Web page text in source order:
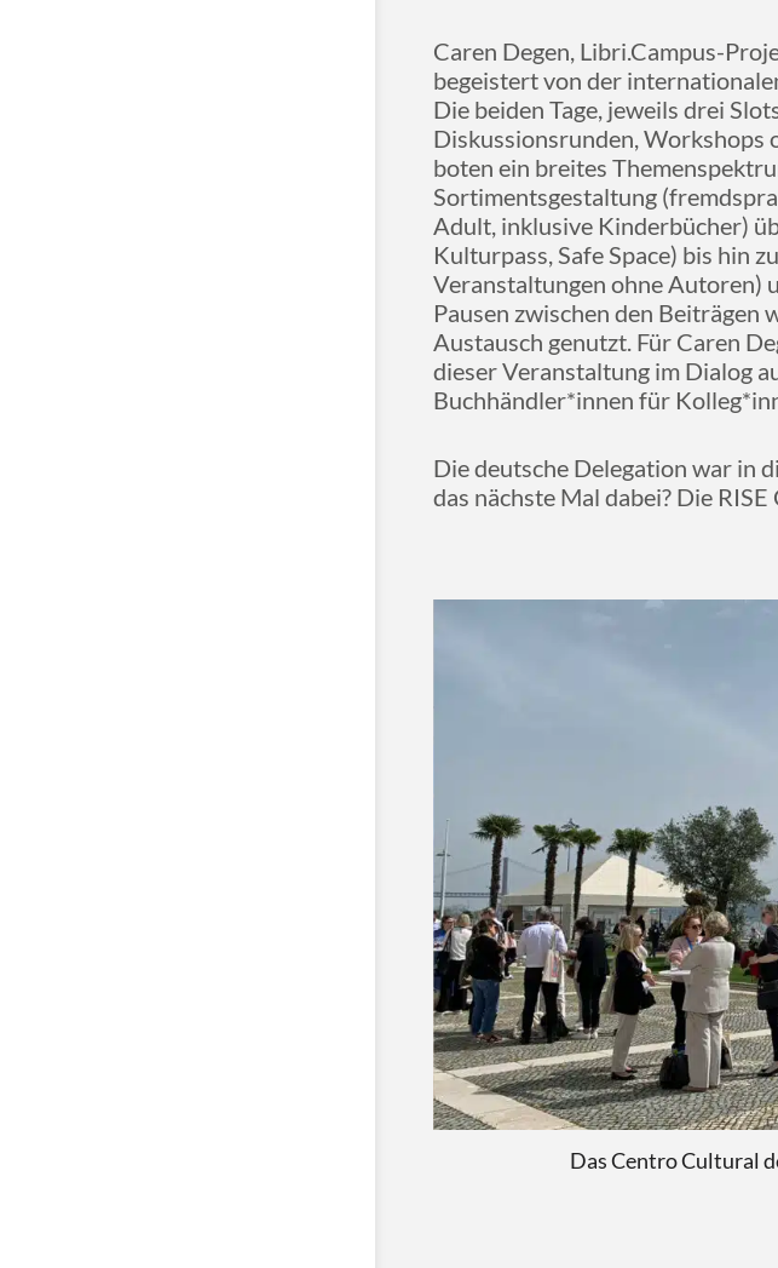
Caren Degen, Libri.Campus-
begeistert von der
Die beiden Tage, jeweils drei
Diskussionsrunden, Workshops
boten ein breites
Sortimentsgestaltung
Adult, inklusive Kinderbücher)
Kulturpass, Safe Space) bis hin
Veranstaltungen ohne Autoren)
Pausen zwischen den Beiträgen
Austausch genutzt. Für Caren
dieser Veranstaltung im Dialog
Buchhändler*innen für
Die deutsche Delegation war in
das nächste Mal dabei? Die
Das Centro Cultural de Belém war ein wunderbarer Ort